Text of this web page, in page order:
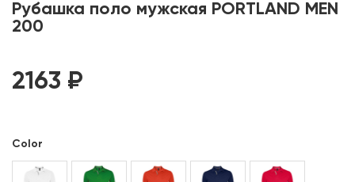
Рубашка поло мужская PORTLAND MEN
200
2163 ₽
Color